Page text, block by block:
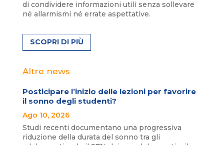
di condividere informazioni utili senza sollevare
né allarmismi né errate aspettative.
SCOPRI DI PIÙ
Altre news
Posticipare l’inizio delle lezioni per favorire
il sonno degli studenti?
Ago 10, 2026
Studi recenti documentano una progressiva
riduzione della durata del sonno tra gli